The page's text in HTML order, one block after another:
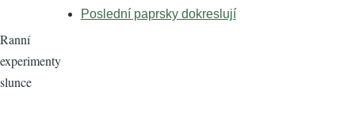
Ranní
experimenty
slunce
Poslední paprsky dokreslují